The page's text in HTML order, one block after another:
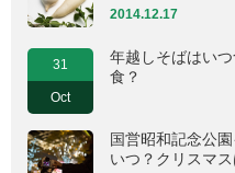
2014.12.17
31
Oct
年越しそばはい
食？
国営昭和記念公
いつ？クリスマス